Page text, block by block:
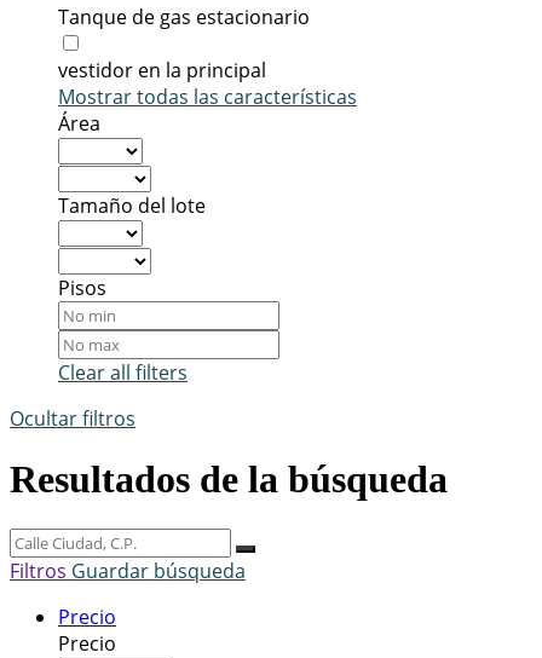
Tanque de gas estacionario
vestidor en la principal
Mostrar todas las características
Área
Tamaño del lote
Pisos
Clear all filters
Ocultar filtros
Resultados de la búsqueda
Filtros Guardar búsqueda
Precio
Precio